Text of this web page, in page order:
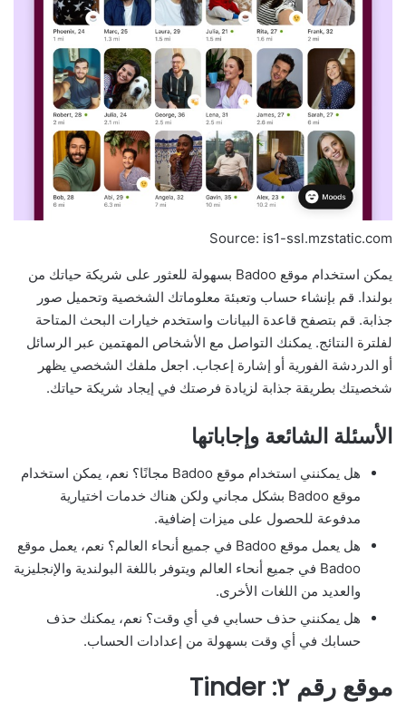
Source: is1-ssl.mzstatic.com
يمكن استخدام موقع Badoo بسهولة للعثور على شريكة حياتك من
بولندا. قم بإنشاء حساب وتعبئة معلوماتك الشخصية وتحميل صور
جذابة. قم بتصفح قاعدة البيانات واستخدم خيارات البحث المتاحة
لفلترة النتائج. يمكنك التواصل مع الأشخاص المهتمين عبر الرسائل
أو الدردشة الفورية أو إشارة إعجاب. اجعل ملفك الشخصي يظهر
شخصيتك بطريقة جذابة لزيادة فرصتك في إيجاد شريكة حياتك.
الأسئلة الشائعة وإجاباتها
هل يمكنني استخدام موقع Badoo مجانًا؟ نعم، يمكن استخدام
موقع Badoo بشكل مجاني ولكن هناك خدمات اختيارية
مدفوعة للحصول على ميزات إضافية.
هل يعمل موقع Badoo في جميع أنحاء العالم؟ نعم، يعمل موقع
Badoo في جميع أنحاء العالم ويتوفر باللغة البولندية والإنجليزية
والعديد من اللغات الأخرى.
هل يمكنني حذف حسابي في أي وقت؟ نعم، يمكنك حذف
حسابك في أي وقت بسهولة من إعدادات الحساب.
موقع رقم ٢: Tinder